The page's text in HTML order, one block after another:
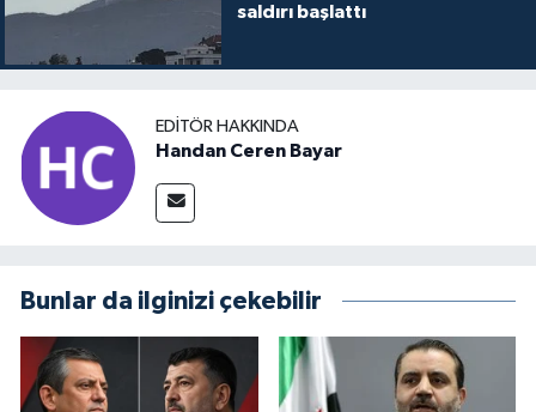
saldırı başlattı
EDITÖR HAKKINDA
Handan Ceren Bayar
Bunlar da ilginizi çekebilir